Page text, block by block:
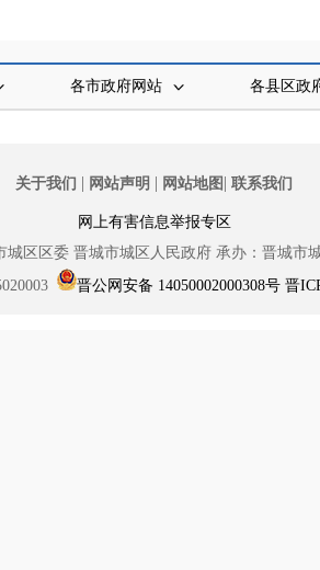
各市政府网站 各县区政
关于我们 | 网站声明 | 网站地图 | 联系我们
网上有害信息举报专区
城区区委 晋城市城区人民政府 承办：晋城市
晋公网安备 14050002000308号 晋